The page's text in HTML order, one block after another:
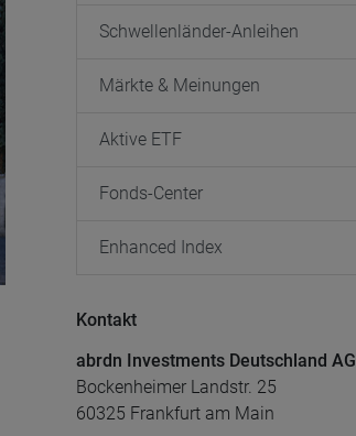
Schwellenländer-Anleihen
Märkte & Meinungen
Aktive ETF
Fonds-Center
Enhanced Index
Kontakt
abrdn Investments Deutschland AG
Bockenheimer Landstr. 25
60325 Frankfurt am Main